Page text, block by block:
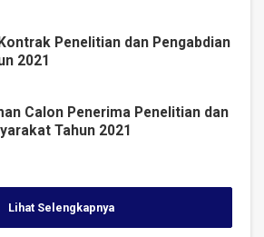
Penelitian dan Pengabdian
2021
Calon Penerima Penelitian dan
Tahun 2021
Lihat Selengkapnya